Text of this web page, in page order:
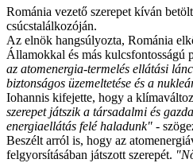
Románia vezető szerepet kíván
csúcstalálkozóján.
Az elnök hangsúlyozta, Románia
Államokkal és más kulcsfontosságú
az atomenergia-termelés ellátási
biztonságos üzemeltetése és a
Iohannis kifejette, hogy a
szerepet játszik a társadalmi és
energiaellátás felé haladunk" -
Beszélt arról is, hogy az
felgyorsításában játszott szerepét.